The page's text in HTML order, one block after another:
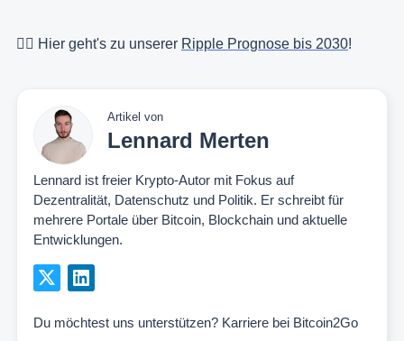
👉🏻 Hier geht's zu unserer Ripple Prognose bis 2030!
Artikel von
Lennard Merten
Lennard ist freier Krypto-Autor mit Fokus auf
Dezentralität, Datenschutz und Politik. Er schreibt für
mehrere Portale über Bitcoin, Blockchain und aktuelle
Entwicklungen.
Du möchtest uns unterstützen? Karriere bei Bitcoin2Go